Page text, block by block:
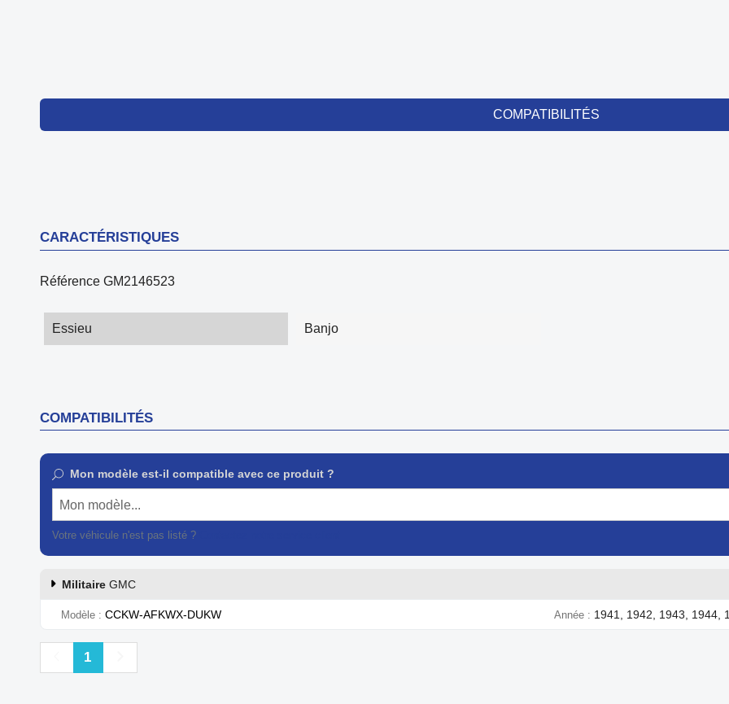
COMPATIBILITÉS
CARACTÉRISTIQUES
Référence GM2146523
Essieu Banjo
COMPATIBILITÉS
Mon modèle est-il compatible avec ce produit ?
Mon modèle...
Votre véhicule n'est pas listé ?
Militaire GMC
Modèle CCKW-AFKWX-DUKW Année 1941, 1942, 1943, 1944,
Précédent
1